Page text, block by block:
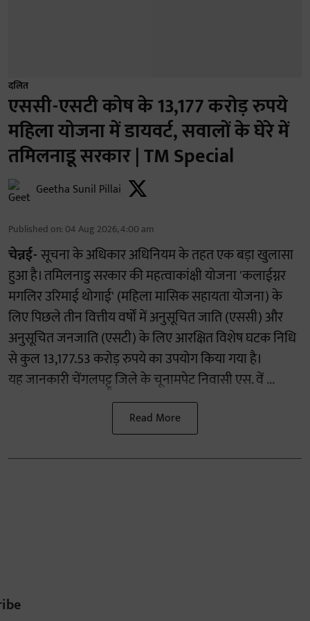
दलित
एससी-एसटी कोष के 13,177 करोड़ रुपये
महिला योजना में डायवर्ट, सवालों के घेरे में
तमिलनाडू सरकार | TM Special
Geetha Sunil Pillai
Published on: 04 Aug 2026, 4:00 am
चेन्नई-सूचना के अधिकार अधिनियम के तहत एक बड़ा खुलासा
हुआ है। तमिलनाडु सरकार की महत्वाकांक्षी योजना 'कलाईग्नर
मगलिर उरिमाई थोगाई' (महिला मासिक सहायता योजना) के
लिए पिछले तीन वित्तीय वर्षों में अनुसूचित जाति (एससी) और
अनुसूचित जनजाति (एसटी) के लिए आरक्षित विशेष घटक निधि
से कुल 13,177.53 करोड़ रुपये का उपयोग किया गया है।
यह जानकारी चेंगलपट्टू जिले के चूनामपेट निवासी एस. वें ...
Read More